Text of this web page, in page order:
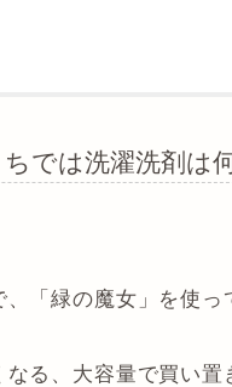
では洗濯洗剤は
「緑の魔女」を使っ
なる、大容量で買い